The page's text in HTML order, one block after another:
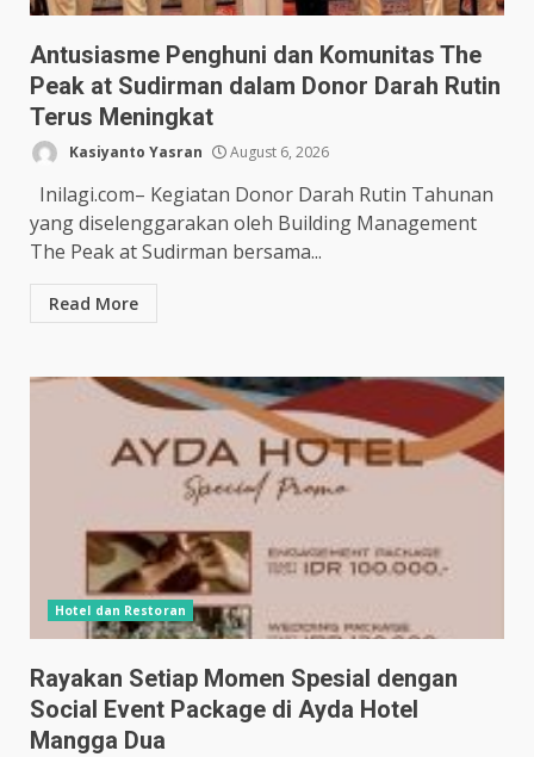
Antusiasme Penghuni dan Komunitas The
Peak at Sudirman dalam Donor Darah Rutin
Terus Meningkat
Kasiyanto Yasran August 6, 2026
Inilagi.com– Kegiatan Donor Darah Rutin Tahunan
yang diselenggarakan oleh Building Management
The Peak at Sudirman bersama...
Read More
Hotel dan Restoran
Rayakan Setiap Momen Spesial dengan
Social Event Package di Ayda Hotel
Mangga Dua